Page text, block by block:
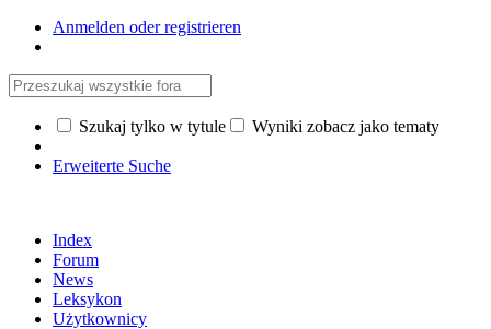
Anmelden oder registrieren
Szukaj tylko w tytule Wyniki zobacz jako tematy
Erweiterte Suche
Index
Forum
News
Leksykon
Użytkownicy